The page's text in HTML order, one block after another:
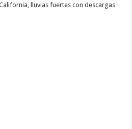
lluvias fuertes con descargas